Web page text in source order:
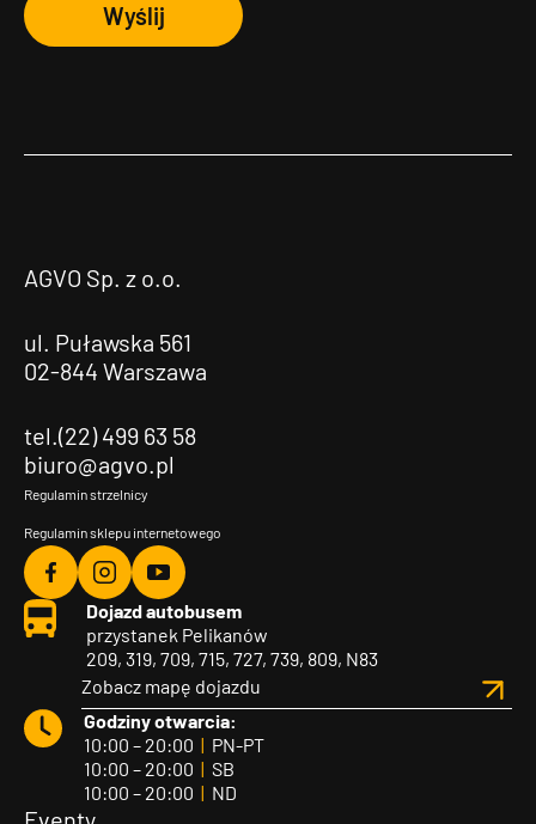
Wyślij
AGVO Sp. z o.o.
ul. Puławska 561
02-844 Warszawa
tel.(22) 499 63 58
biuro@agvo.pl
Regulamin strzelnicy
Regulamin sklepu internetowego
Agvo
Facebook
Agvo
Instagram
Agvo
YouTube
Dojazd autobusem
przystanek Pelikanów
209, 319, 709, 715, 727, 739, 809, N83
Zobacz mapę dojazdu
Godziny otwarcia:
10:00 – 20:00 | PN-PT
10:00 – 20:00 | SB
10:00 – 20:00 | ND